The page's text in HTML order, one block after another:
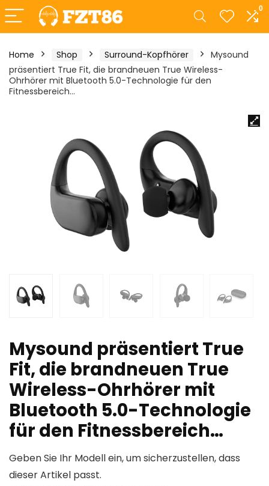
0
Home Shop Surround-Kopfhörer
Mysound
präsentiert True Fit, die brandneuen True Wireless-
Ohrhörer mit Bluetooth 5.0-Technologie für den
Fitnessbereich…
Mysound präsentiert True
Fit, die brandneuen True
Wireless-Ohrhörer mit
Bluetooth 5.0-Technologie
für den Fitnessbereich…
Geben Sie Ihr Modell ein, um sicherzustellen, dass
dieser Artikel passt.